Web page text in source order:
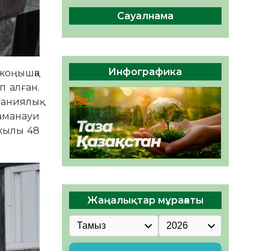
алған.
48
Руслан Рүстемұлы облыс
әкімінің кеңесшісі болып
тағайындалды
05.08.2026
46 0
Сауалнама
Инфографика
Жаңалықтар мұрағаты